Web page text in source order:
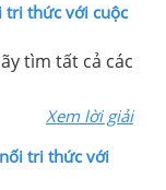
tri thức với cuộc
tìm tất cả các
Xem lời giải
tri thức với